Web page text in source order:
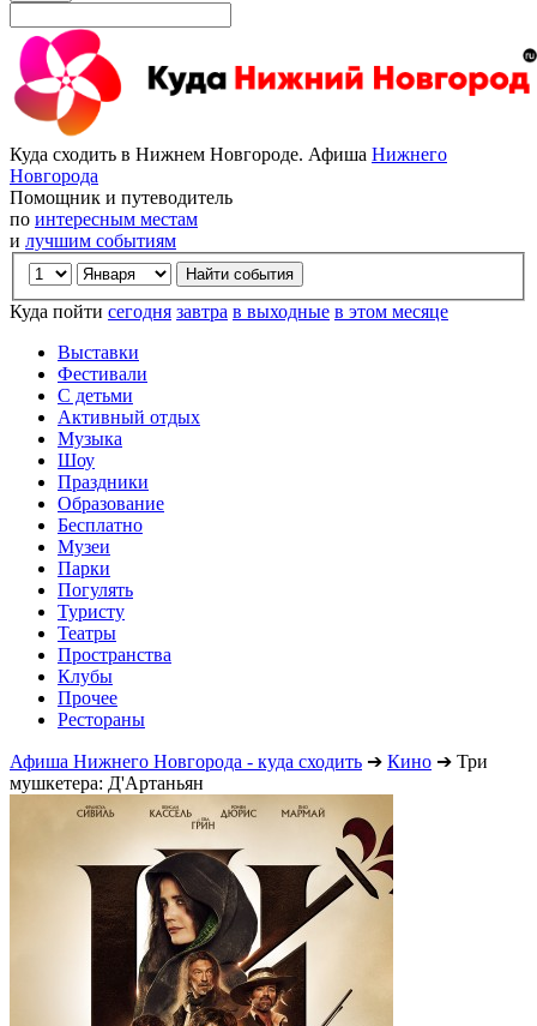
Куда сходить в Нижнем Новгороде. Афиша Нижнего
Новгорода
Помощник и путеводитель
по интересным местам
и лучшим событиям
Куда пойти сегодня завтра в выходные в этом месяце
Выставки
Фестивали
С детьми
Активный отдых
Музыка
Шоу
Праздники
Образование
Бесплатно
Музеи
Парки
Погулять
Туристу
Театры
Пространства
Клубы
Прочее
Рестораны
Афиша Нижнего Новгорода - куда сходить ➔ Кино ➔ Три
мушкетера: Д'Артаньян